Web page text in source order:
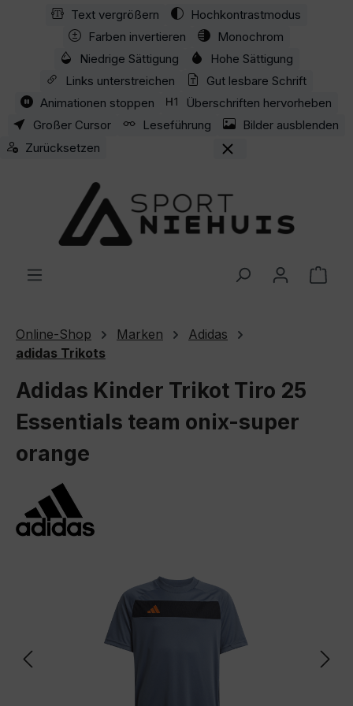
Zum Hauptinhalt springen
Text vergrößern
Hochkontrastmodus
Farben invertieren
Monochrom
Niedrige Sättigung
Hohe Sättigung
Links unterstreichen
Gut lesbare Schrift
Animationen stoppen
Überschriften hervorheben
Großer Cursor
Leseführung
Bilder ausblenden
Zurücksetzen
Online-Shop Marken
Adidas
adidas Trikots
Adidas Kinder Trikot Tiro 25
Essentials team onix-super
orange
Bildergalerie überspringen